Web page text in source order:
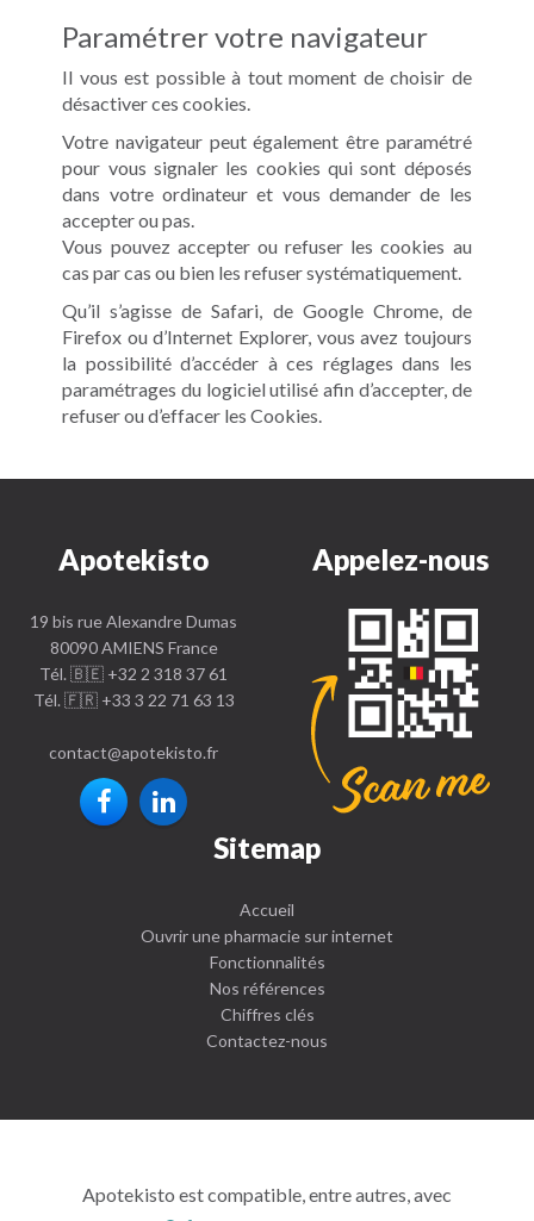
Paramétrer votre navigateur
Il vous est possible à tout moment de choisir de
désactiver ces cookies.
Votre navigateur peut également être paramétré
pour vous signaler les cookies qui sont déposés
dans votre ordinateur et vous demander de les
accepter ou pas.
Vous pouvez accepter ou refuser les cookies au
cas par cas ou bien les refuser systématiquement.
Qu’il s’agisse de Safari, de Google Chrome, de
Firefox ou d’Internet Explorer, vous avez toujours
la possibilité d’accéder à ces réglages dans les
paramétrages du logiciel utilisé afin d’accepter, de
refuser ou d’effacer les Cookies.
Apotekisto
19 bis rue Alexandre Dumas
80090 AMIENS France
Tél. 🇧🇪 +32 2 318 37 61
Tél. 🇫🇷 +33 3 22 71 63 13
contact@apotekisto.fr
Appelez-nous
Sitemap
Accueil
Ouvrir une pharmacie sur internet
Fonctionnalités
Nos références
Chiffres clés
Contactez-nous
Apotekisto est compatible, entre autres, avec